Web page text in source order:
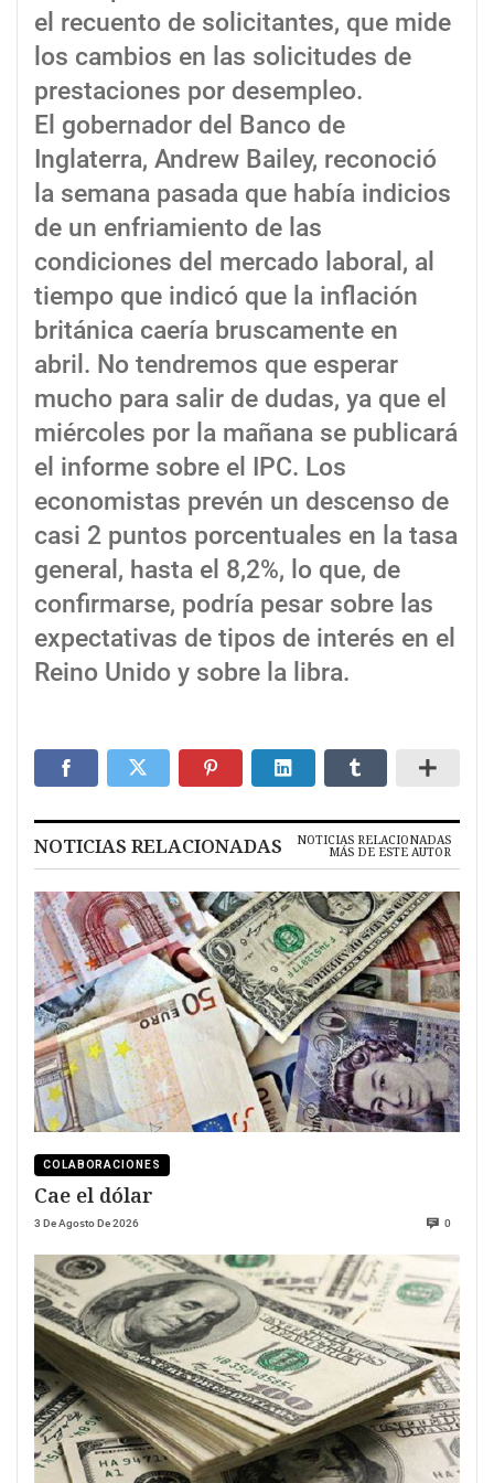
el recuento de solicitantes, que mide
los cambios en las solicitudes de
prestaciones por desempleo.
El gobernador del Banco de
Inglaterra, Andrew Bailey, reconoció
la semana pasada que había indicios
de un enfriamiento de las
condiciones del mercado laboral, al
tiempo que indicó que la inflación
británica caería bruscamente en
abril. No tendremos que esperar
mucho para salir de dudas, ya que el
miércoles por la mañana se publicará
el informe sobre el IPC. Los
economistas prevén un descenso de
casi 2 puntos porcentuales en la tasa
general, hasta el 8,2%, lo que, de
confirmarse, podría pesar sobre las
expectativas de tipos de interés en el
Reino Unido y sobre la libra.
NOTICIAS RELACIONADAS NOTICIAS RELACIONADAS
MÁS DE ESTE AUTOR
COLABORACIONES
Cae el dólar
3 De Agosto De 2026 0